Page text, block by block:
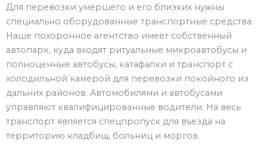
Для перевозки умершего и его близких нужны
специально оборудованные транспортные средства.
Наше похоронное агентство имеет собственный
автопарк, куда входят ритуальные микроавтобусы и
полноценные автобусы, катафалки и транспорт с
холодильной камерой для перевозки покойного из
дальних районов. Автомобилями и автобусами
управляют квалифицированные водители. На весь
транспорт является спецпропуск для въезда на
территорию кладбищ, больниц и моргов.